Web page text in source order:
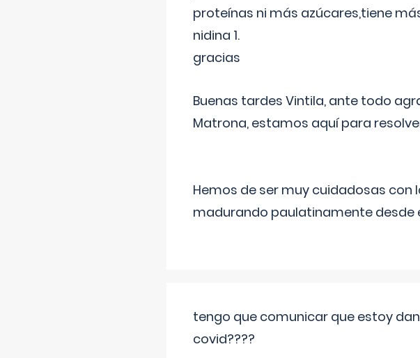
proteínas ni más azúcares,tiene
nidina 1.
gracias
Buenas tardes Vintila, ante todo
Matrona, estamos aquí para
Hemos de ser muy cuidadosas con
madurando paulatinamente desde
tengo que comunicar que estoy
covid????